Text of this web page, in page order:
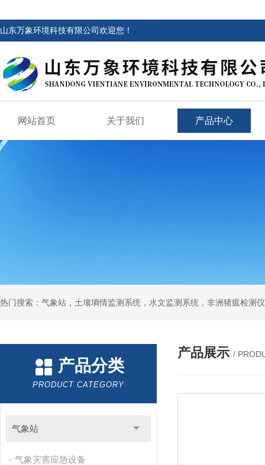
山东万象环境科技有限公司欢迎您！
网站首页 关于我们 产品中心
热门搜索：气象站，土壤墒情监测系统，水文监测系统，非洲猪瘟检测
产品分类
PRODUCT CATEGORY
气象站
气象灾害应急设备
产品展示 /